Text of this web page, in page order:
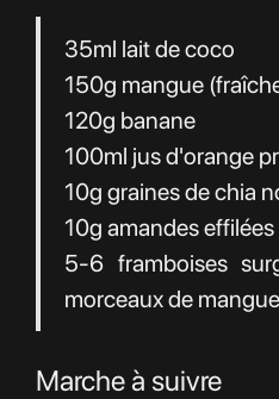
35ml lait de coco
150g mangue
120g banane
100ml jus d'orange
10g graines de chia
10g amandes effilées
5-6 framboises
morceaux de
Marche à suivre